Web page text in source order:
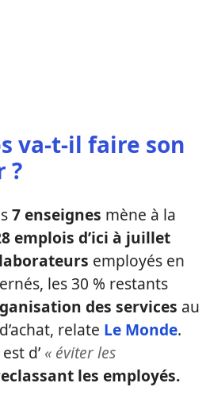
va-t-il faire son
?
7 enseignes mène à la
emplois d’ici à juillet
employés en
les 30 % restants
des services au
relate Le Monde.
d’ « éviter les
les employés.